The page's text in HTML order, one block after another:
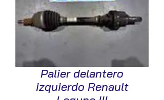
Palier delantero
izquierdo Renault